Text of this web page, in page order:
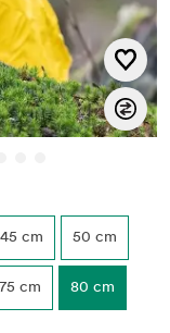
45 cm 50 cm
75 cm 80 cm